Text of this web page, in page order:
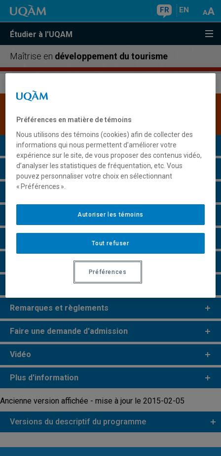
FR EN
Étudier à l'UQAM
Maîtrise en développement du tourisme
disponible.Cliquez ici pour la consulter
Présentation du programme
Conditions d'admission
Cours à suivre et horaires
Grille de cheminement
Perspectives professionnelles
Champs de recherche
Remarques et règlements
Faire une demande d'admission
Vidéo
Plus d'information
Ancienne version affichée - mise à jour le 2015-02-05
Versions du descriptif du programme
Préférences en matière de témoins
Nous utilisons des témoins (cookies) afin de collecter des
informations qui nous permettent d’améliorer votre
expérience sur le site, de vous proposer des contenus vidéo,
d’analyser les statistiques de fréquentation, etc. Vous
pouvez personnaliser votre choix en sélectionnant
« Préférences ».
Tout refuser
Autoriser les témoins
Préférences